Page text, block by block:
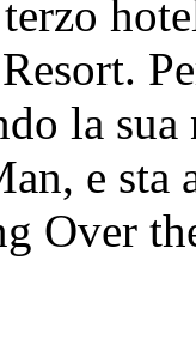
la
e sta
Over